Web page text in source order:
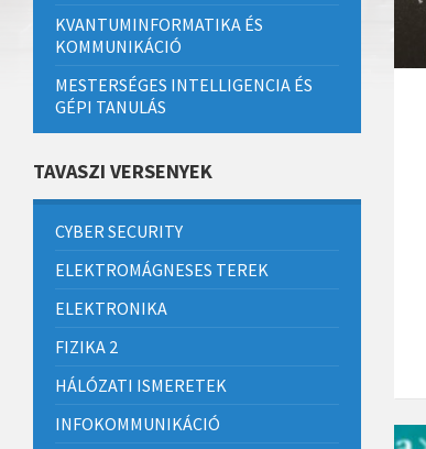
KVANTUMINFORMATIKA ÉS
KOMMUNIKÁCIÓ
MESTERSÉGES INTELLIGENCIA ÉS
GÉPI TANULÁS
TAVASZI VERSENYEK
CYBER SECURITY
ELEKTROMÁGNESES TEREK
ELEKTRONIKA
FIZIKA 2
HÁLÓZATI ISMERETEK
INFOKOMMUNIKÁCIÓ